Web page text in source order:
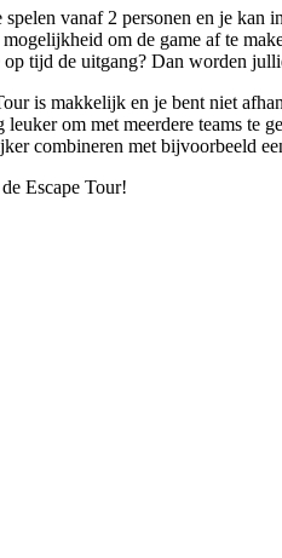
vanaf 2 personen en je
om de game af te
tijd de uitgang? Dan worden
is makkelijk en je bent niet
leuker om met meerdere teams
combineren met bijvoorbeeld